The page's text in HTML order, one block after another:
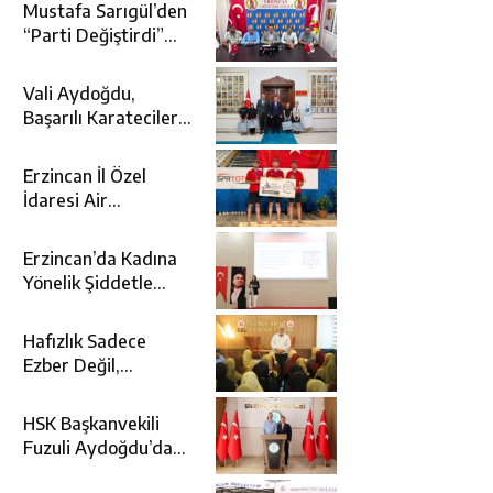
Mustafa Sarıgül’den
“Parti Değiştirdi”
Vali Aydoğdu,
Başarılı Karatecileri
Erzincan İl Özel
İdaresi Air
Türkiye Şampiyonu
Oldu
Erzincan’da Kadına
Yönelik Şiddetle
Kurumlar Bir Araya
Geldi
Hafızlık Sadece
Ezber Değil,
Yaşamaktır
HSK Başkanvekili
Fuzuli Aydoğdu’dan